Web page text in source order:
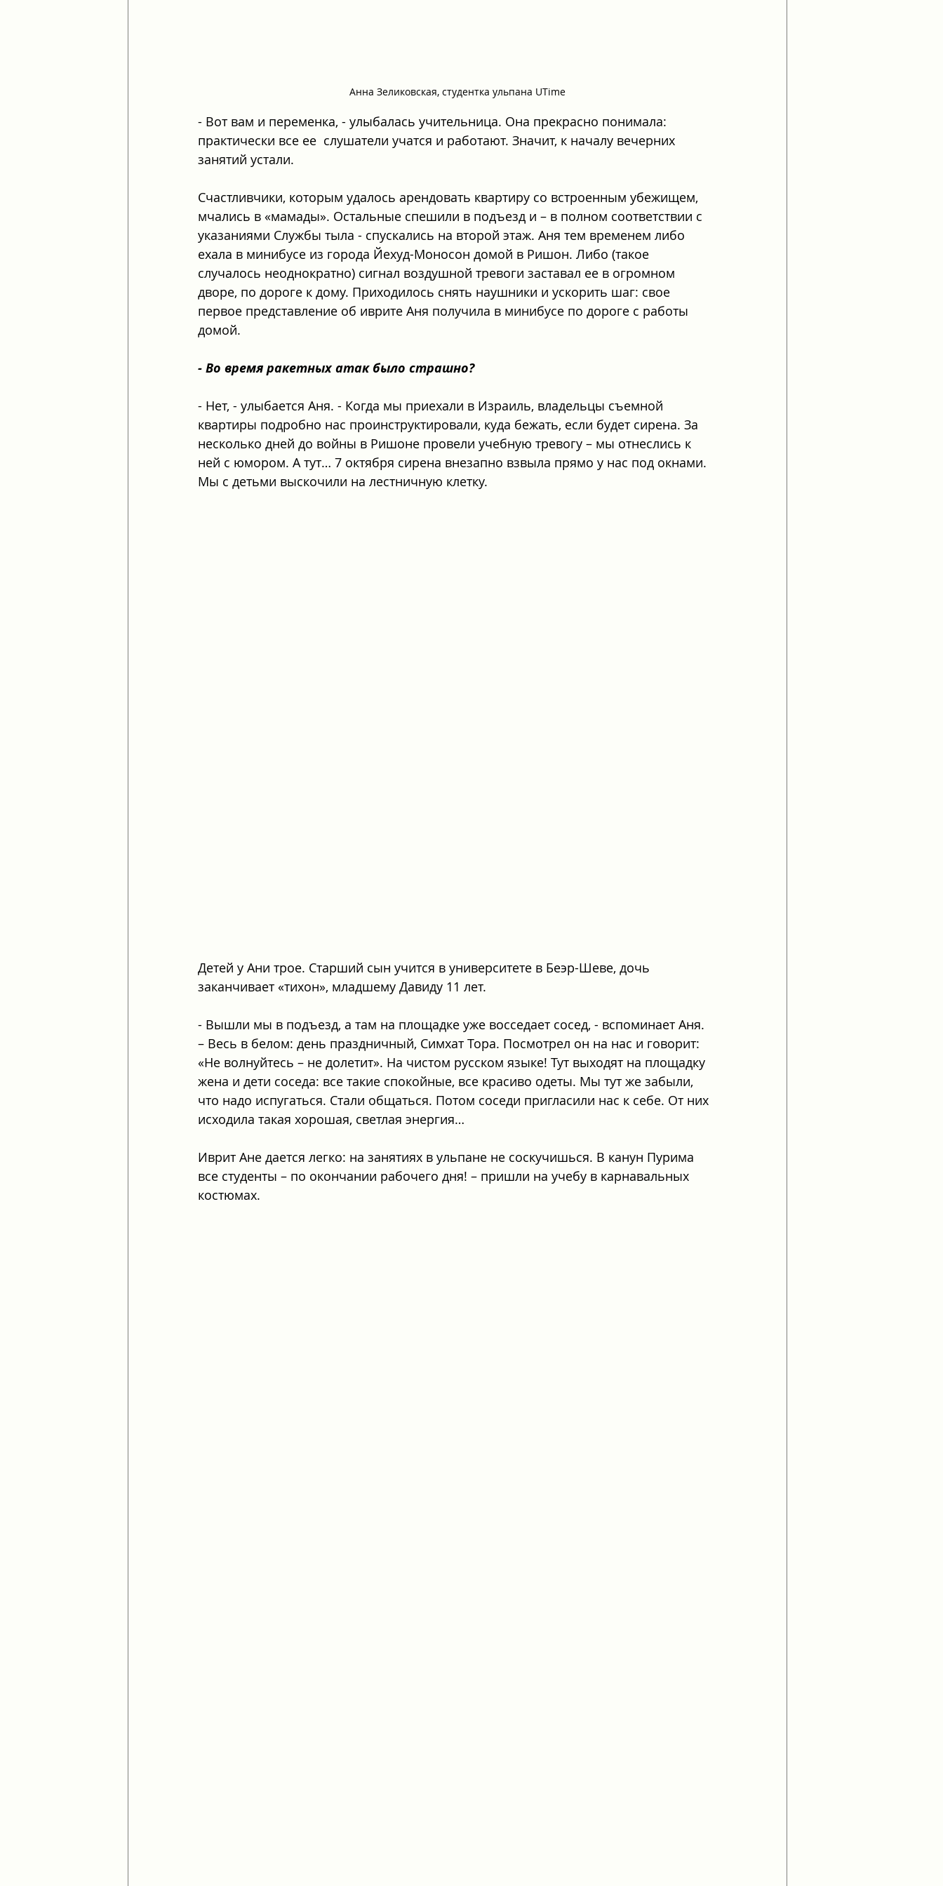
Анна Зеликовская, студентка ульпана UTime
- Вот вам и переменка, - улыбалась учительница. Она прекрасно понимала:
практически все ее  слушатели учатся и работают. Значит, к началу вечерних
занятий устали.
Счастливчики, которым удалось арендовать квартиру со встроенным убежищем,
мчались в «мамады». Остальные спешили в подъезд и – в полном соответствии с
указаниями Службы тыла - спускались на второй этаж. Аня тем временем либо
ехала в минибусе из города Йехуд-Моносон домой в Ришон. Либо (такое
случалось неоднократно) сигнал воздушной тревоги заставал ее в огромном
дворе, по дороге к дому. Приходилось снять наушники и ускорить шаг: свое
первое представление об иврите Аня получила в минибусе по дороге с работы
домой.
- Во время ракетных атак было страшно?
- Нет, - улыбается Аня. - Когда мы приехали в Израиль, владельцы съемной
квартиры подробно нас проинструктировали, куда бежать, если будет сирена. За
несколько дней до войны в Ришоне провели учебную тревогу – мы отнеслись к
ней с юмором. А тут… 7 октября сирена внезапно взвыла прямо у нас под окнами.
Мы с детьми выскочили на лестничную клетку.
Детей у Ани трое. Старший сын учится в университете в Беэр-Шеве, дочь
заканчивает «тихон», младшему Давиду 11 лет.
- Вышли мы в подъезд, а там на площадке уже восседает сосед, - вспоминает Аня.
– Весь в белом: день праздничный, Симхат Тора. Посмотрел он на нас и говорит:
«Не волнуйтесь – не долетит». На чистом русском языке! Тут выходят на площадку
жена и дети соседа: все такие спокойные, все красиво одеты. Мы тут же забыли,
что надо испугаться. Стали общаться. Потом соседи пригласили нас к себе. От них
исходила такая хорошая, светлая энергия…
Иврит Ане дается легко: на занятиях в ульпане не соскучишься. В канун Пурима
все студенты – по окончании рабочего дня! – пришли на учебу в карнавальных
костюмах.